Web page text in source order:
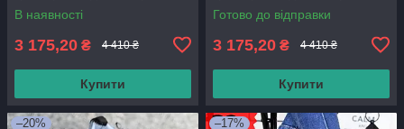
жіночі челсі 37 38 39 розмір
В наявності
3 175,20 ₴ 4 410 ₴
Купити
жіночі челсі 37 38 39 розмір
Готово до відправки
3 175,20 ₴ 4 410 ₴
Купити
–20% –17%